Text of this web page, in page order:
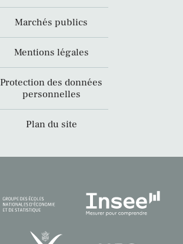
Marchés publics
Mentions légales
Protection des données
personnelles
Plan du site